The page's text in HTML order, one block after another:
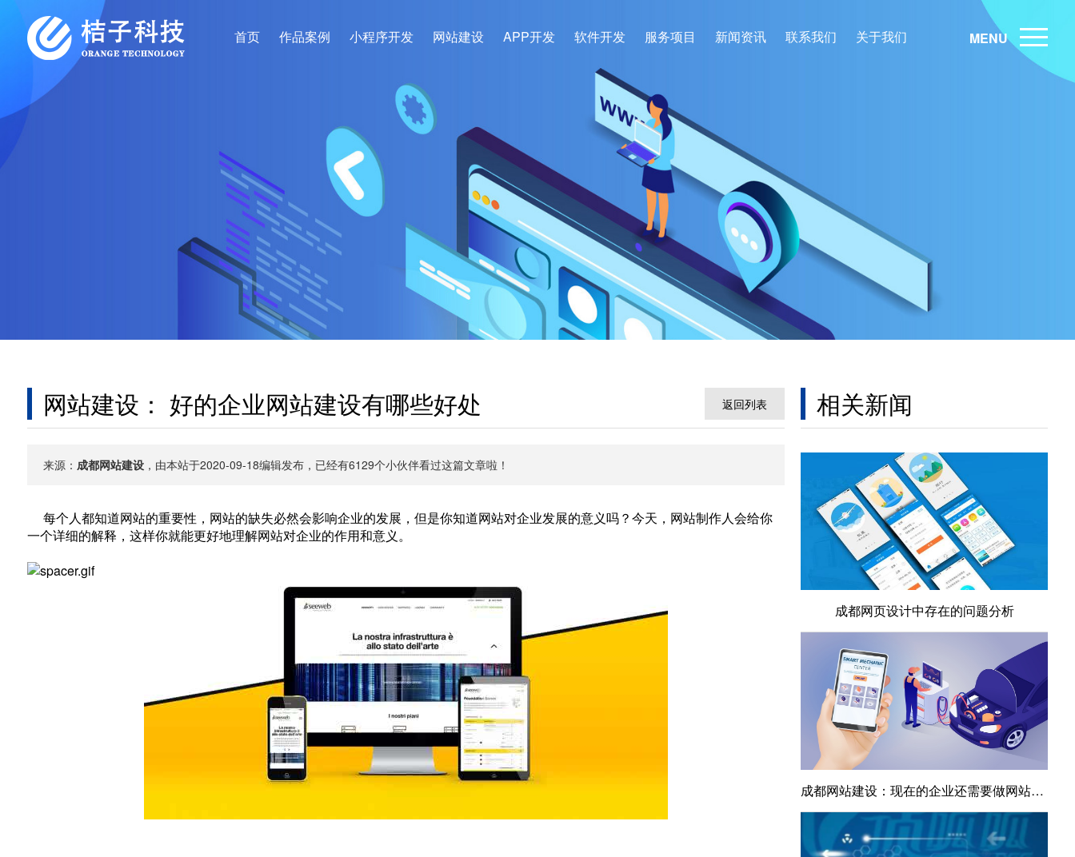
首页 作品案例 小程序开发 网站建设 APP开发 软件开发 服务项目 新闻资讯 联系我们 关于我们 MENU
网站建设： 好的企业网站建设有哪些好处 返回列表
来源： 成都网站建设，由本站于2020-09-18编辑发布，已经有6129个小伙伴看过这篇文章啦！
每个人都知道网站的重要性，网站的缺失必然会影响企业的发展，但是你知道网站对企业发展的意义吗？今天，网站制作人会给你
一个详细的解释，这样你就能更好地理解网站对企业的作用和意义。
相关新闻
成都网页设计中存在的问题分析
成都网站建设：现在的企业还需要做网站的原因